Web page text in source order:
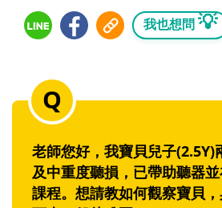
我也想問 💡
老師您好，我寶貝兒子(2.5Y)
及中重度聽損，已帶助聽器
課程。想請教如何觀察寶貝